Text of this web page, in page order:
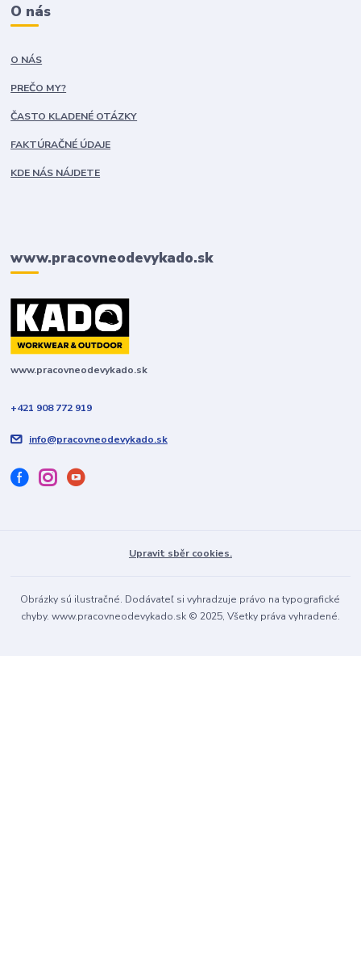
O nás
O NÁS
PREČO MY?
ČASTO KLADENÉ OTÁZKY
FAKTÚRAČNÉ ÚDAJE
KDE NÁS NÁJDETE
www.pracovneodevykado.sk
www.pracovneodevykado.sk
+421 908 772 919
info@pracovneodevykado.sk
Upravit sběr cookies.
Obrázky sú ilustračné. Dodávateľ si vyhradzuje právo na typografické
chyby. www.pracovneodevykado.sk © 2025, Všetky práva vyhradené.